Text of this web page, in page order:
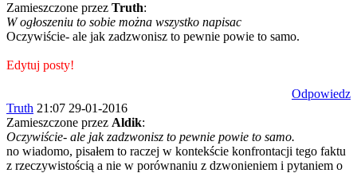
Zamieszczone przez Truth:
W ogłoszeniu to sobie można wszystko napisac
Oczywiście- ale jak zadzwonisz to pewnie powie to samo.
Edytuj posty!
Odpowiedz
Truth 21:07 29-01-2016
Zamieszczone przez Aldik:
Oczywiście- ale jak zadzwonisz to pewnie powie to samo.
no wiadomo, pisałem to raczej w kontekście konfrontacji tego faktu
z rzeczywistością a nie w porównaniu z dzwonieniem i pytaniem o